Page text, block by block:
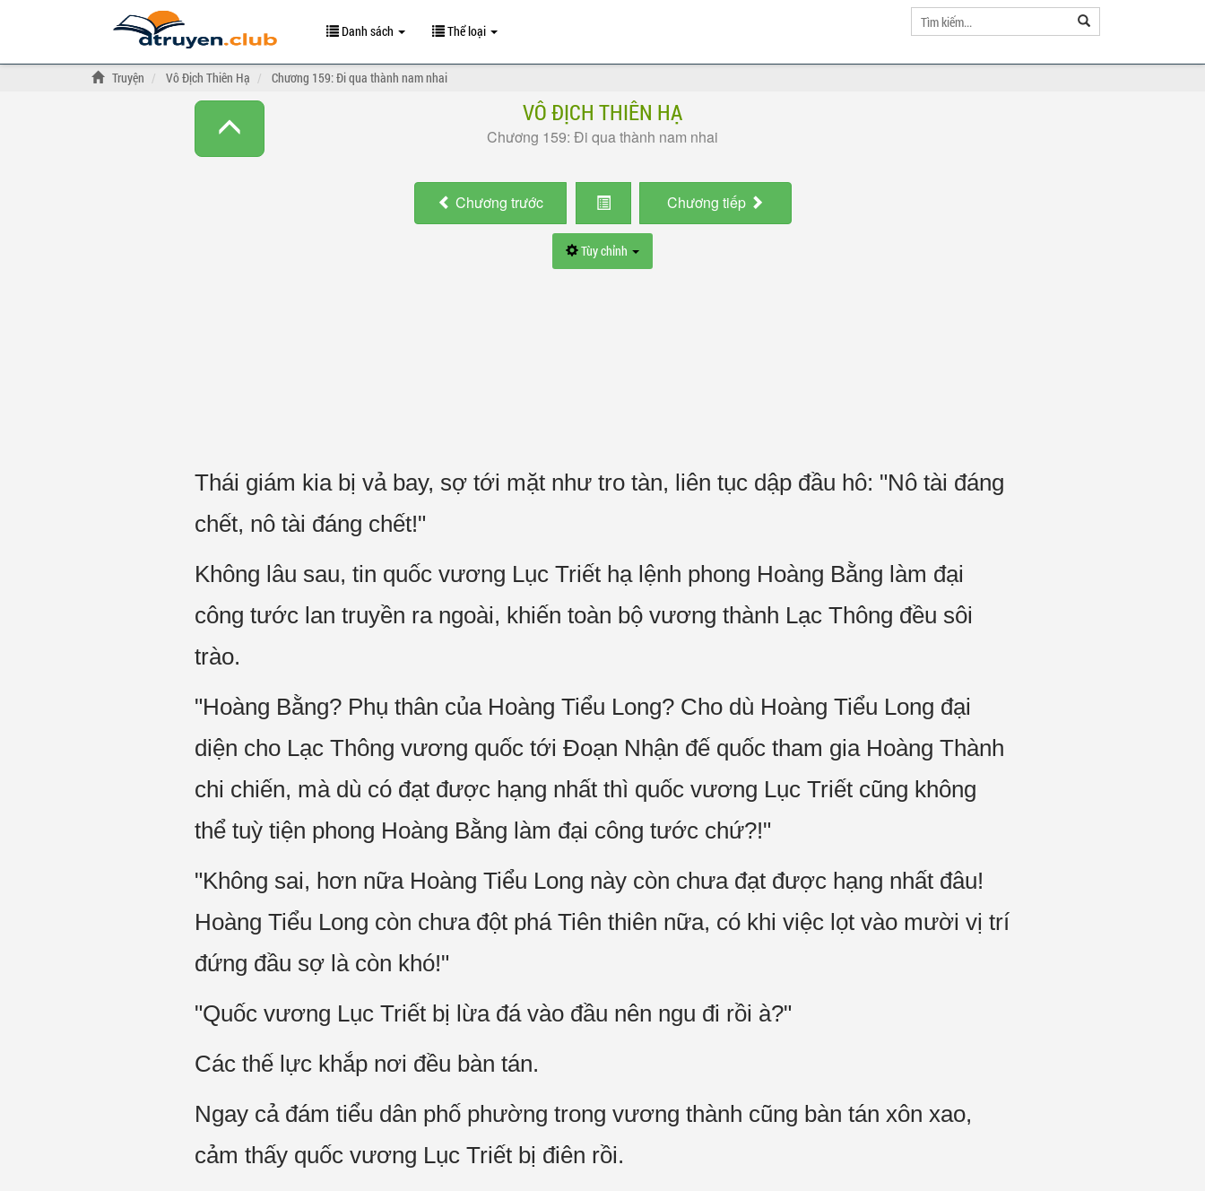
Danh sách Thể loại
Truyện Vô Địch Thiên Hạ Chương 159: Đi qua thành nam nhai
VÔ ĐỊCH THIÊN HẠ
Chương 159: Đi qua thành nam nhai
Chương trước Chương tiếp
Tùy chỉnh
Thái giám kia bị vả bay, sợ tới mặt như tro tàn, liên tục dập đầu hô: "Nô tài đáng
chết, nô tài đáng chết!"
Không lâu sau, tin quốc vương Lục Triết hạ lệnh phong Hoàng Bằng làm đại
công tước lan truyền ra ngoài, khiến toàn bộ vương thành Lạc Thông đều sôi
trào.
"Hoàng Bằng? Phụ thân của Hoàng Tiểu Long? Cho dù Hoàng Tiểu Long đại
diện cho Lạc Thông vương quốc tới Đoạn Nhận đế quốc tham gia Hoàng Thành
chi chiến, mà dù có đạt được hạng nhất thì quốc vương Lục Triết cũng không
thể tuỳ tiện phong Hoàng Bằng làm đại công tước chứ?!"
"Không sai, hơn nữa Hoàng Tiểu Long này còn chưa đạt được hạng nhất đâu!
Hoàng Tiểu Long còn chưa đột phá Tiên thiên nữa, có khi việc lọt vào mười vị trí
đứng đầu sợ là còn khó!"
"Quốc vương Lục Triết bị lừa đá vào đầu nên ngu đi rồi à?"
Các thế lực khắp nơi đều bàn tán.
Ngay cả đám tiểu dân phố phường trong vương thành cũng bàn tán xôn xao,
cảm thấy quốc vương Lục Triết bị điên rồi.